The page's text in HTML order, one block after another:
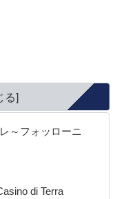
～フォッローニ
di Terra